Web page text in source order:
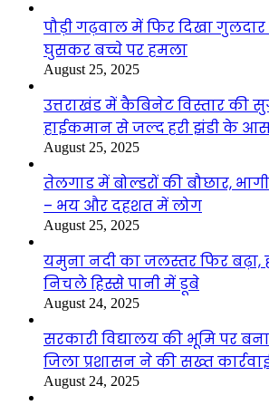
पौड़ी गढ़वाल में फिर दिखा
घुसकर बच्चे पर हमला
August 25, 2025
उत्तराखंड में कैबिनेट विस्तार की
हाईकमान से जल्द हरी झंडी के
August 25, 2025
तेलगाड में बोल्डरों की बौछार,
– भय और दहशत में लोग
August 25, 2025
यमुना नदी का जलस्तर फिर बढ़ा,
निचले हिस्से पानी में डूबे
August 24, 2025
सरकारी विद्यालय की भूमि पर
जिला प्रशासन ने की सख्त
August 24, 2025